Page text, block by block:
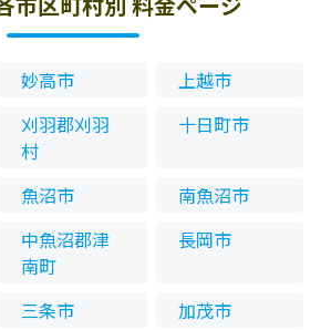
妙高市
上越市
刈羽郡刈羽
村
十日町市
魚沼市
南魚沼市
中魚沼郡津
南町
長岡市
三条市
加茂市